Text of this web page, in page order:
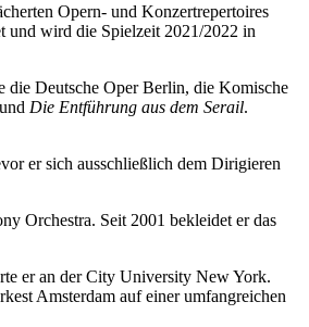
Opern- und Konzertrepertoires
und wird die Spielzeit 2021/2022 in
die Deutsche Oper Berlin, die Komische
und Die Entführung aus dem Serail.
er sich ausschließlich dem Dirigieren
Orchestra. Seit 2001 bekleidet er das
er an der City University New York.
Amsterdam auf einer umfangreichen